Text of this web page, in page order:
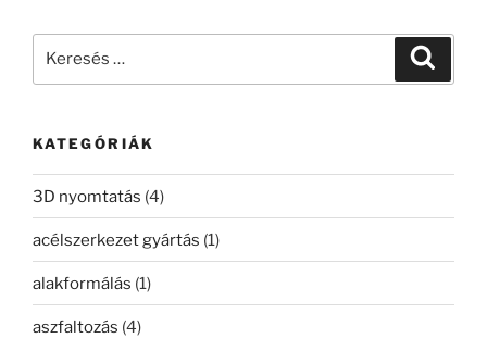
KATEGÓRIÁK
3D nyomtatás (4)
acélszerkezet gyártás (1)
alakformálás (1)
aszfaltozás (4)